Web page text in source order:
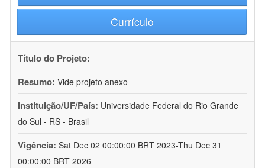
Currículo
Título do Projeto:
Resumo: Vide projeto anexo
Instituição/UF/País: Universidade Federal do Rio Grande
do Sul - RS - Brasil
Vigência: Sat Dec 02 00:00:00 BRT 2023-Thu Dec 31
00:00:00 BRT 2026